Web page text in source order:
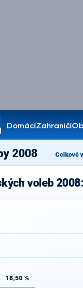
DomácíZahraničí
Pořady
2008 Celkové
voleb
18,50 %